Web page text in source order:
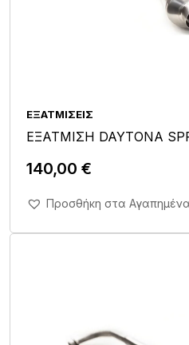
ΕΞΑΤΜΊΣΕΙΣ
ΕΞΑΤΜΙΣΗ DAYTONA
140,00 €
Άμεση
Προσθήκη στα Αγαπημένα